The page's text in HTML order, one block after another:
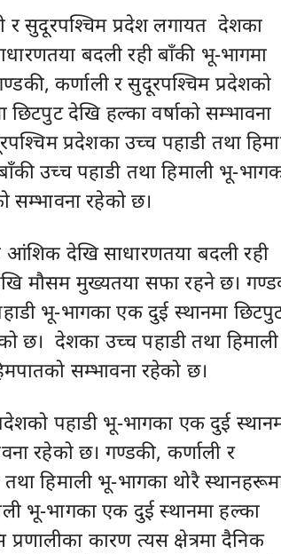
र सुदूरपश्चिम प्रदेश लगायत देशका
बदली रही बाँकी भू-भागमा
कर्णाली र सुदूरपश्चिम प्रदेशको
देखि हल्का वर्षाको सम्भावना
प्रदेशका उच्च पहाडी तथा
उच्च पहाडी तथा हिमाली भू-
सम्भावना रहेको छ।
आंशिक देखि साधारणतया बदली रही
मौसम मुख्यतया सफा रहने छ।
भू-भागका एक दुई स्थानमा
छ। देशका उच्च पहाडी तथा
सम्भावना रहेको छ।
पहाडी भू-भागका एक दुई
रहेको छ। गण्डकी, कर्णाली र
हिमाली भू-भागका थोरै
भू-भागका एक दुई स्थानमा हल्का
कारण त्यस क्षेत्रमा दैनिक